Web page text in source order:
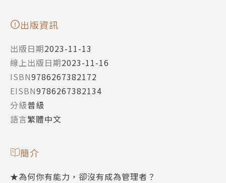
出版資訊
出版日期2023-11-13
線上出版日期2023-11-16
ISBN9786267382172
EISBN9786267382134
分級普級
語言繁體中文
簡介
★為何你有能力，卻沒有成為管理者？